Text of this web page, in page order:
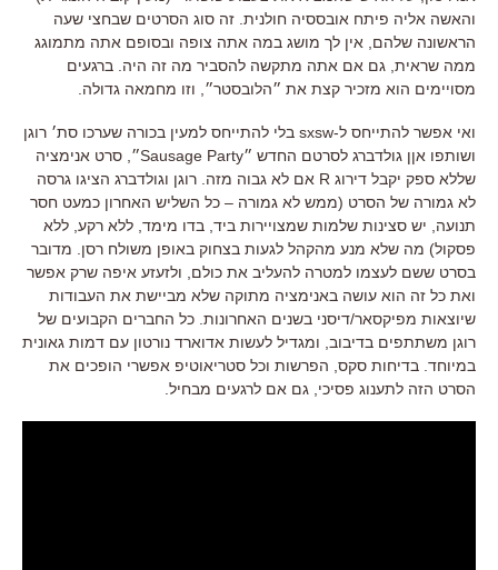
והאשה אליה פיתח אובססיה חולנית. זה סוג הסרטים שבחצי שעה
הראשונה שלהם, אין לך מושג במה אתה צופה ובסופם אתה מתמוגג
ממה שראית, גם אם אתה מתקשה להסביר מה זה היה. ברגעים
מסויימים הוא מזכיר קצת את ״הלובסטר״, וזו מחמאה גדולה.
ואי אפשר להתייחס ל-sxsw בלי להתייחס למעין בכורה שערכו סת׳ רוגן
ושותפו אןן גולדברג לסרטם החדש ״Sausage Party״, סרט אנימציה
שללא ספק יקבל דירוג R אם לא גבוה מזה. רוגן וגולדברג הציגו גרסה
לא גמורה של הסרט (ממש לא גמורה – כל השליש האחרון כמעט חסר
תנועה, יש סצינות שלמות שמצויירות ביד, בדו מימד, ללא רקע, ללא
פסקול) מה שלא מנע מהקהל לגעות בצחוק באופן משולח רסן. מדובר
בסרט ששם לעצמו למטרה להעליב את כולם, ולזעזע איפה שרק אפשר
ואת כל זה הוא עושה באנימציה מתוקה שלא מביישת את העבודות
שיוצאות מפיקסאר/דיסני בשנים האחרונות. כל החברים הקבועים של
רוגן משתתפים בדיבוב, ומגדיל לעשות אדוארד נורטון עם דמות גאונית
במיוחד. בדיחות סקס, הפרשות וכל סטריאוטיפ אפשרי הופכים את
הסרט הזה לתענוג פסיכי, גם אם לרגעים מבחיל.